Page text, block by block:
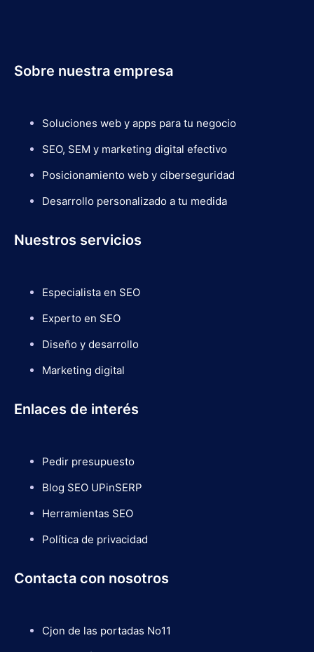
Sobre nuestra empresa
Soluciones web y apps para tu negocio
SEO, SEM y marketing digital efectivo
Posicionamiento web y ciberseguridad
Desarrollo personalizado a tu medida
Nuestros servicios
Especialista en SEO
Experto en SEO
Diseño y desarrollo
Marketing digital
Enlaces de interés
Pedir presupuesto
Blog SEO UPinSERP
Herramientas SEO
Política de privacidad
Contacta con nosotros
Cjon de las portadas No11